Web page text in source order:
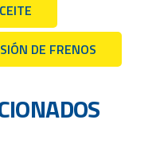
DE FRENOS